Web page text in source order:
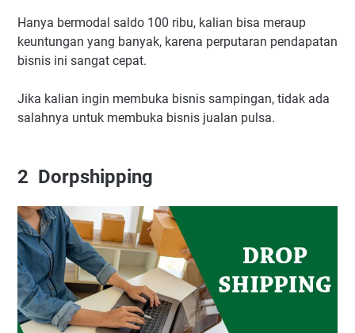
Hanya bermodal saldo 100 ribu, kalian bisa meraup
keuntungan yang banyak, karena perputaran pendapatan
bisnis ini sangat cepat.
Jika kalian ingin membuka bisnis sampingan, tidak ada
salahnya untuk membuka bisnis jualan pulsa.
2 Dorpshipping